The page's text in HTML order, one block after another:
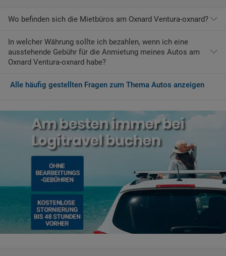
Wo befinden sich die Mietbüros am Oxnard Ventura-oxnard?
Die folgenden Autovermietungen haben ihre Büros am
Flughafen:
Hertz
In welcher Währung sollte ich bezahlen, wenn ich eine
ausstehende Gebühr für die Anmietung meines Autos am
Oxnard Ventura-oxnard habe?
Wenn Sie am Oxnard Ventura-oxnard ankommend zusätzliche
erfolgen, nämlich USD.
Alle häufig gestellten Fragen zum Thema Autos anzeigen